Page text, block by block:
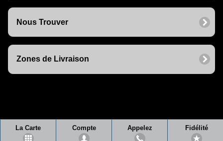
Nous Trouver
Zones de Livraison
La Carte Compte Appelez Fidélité